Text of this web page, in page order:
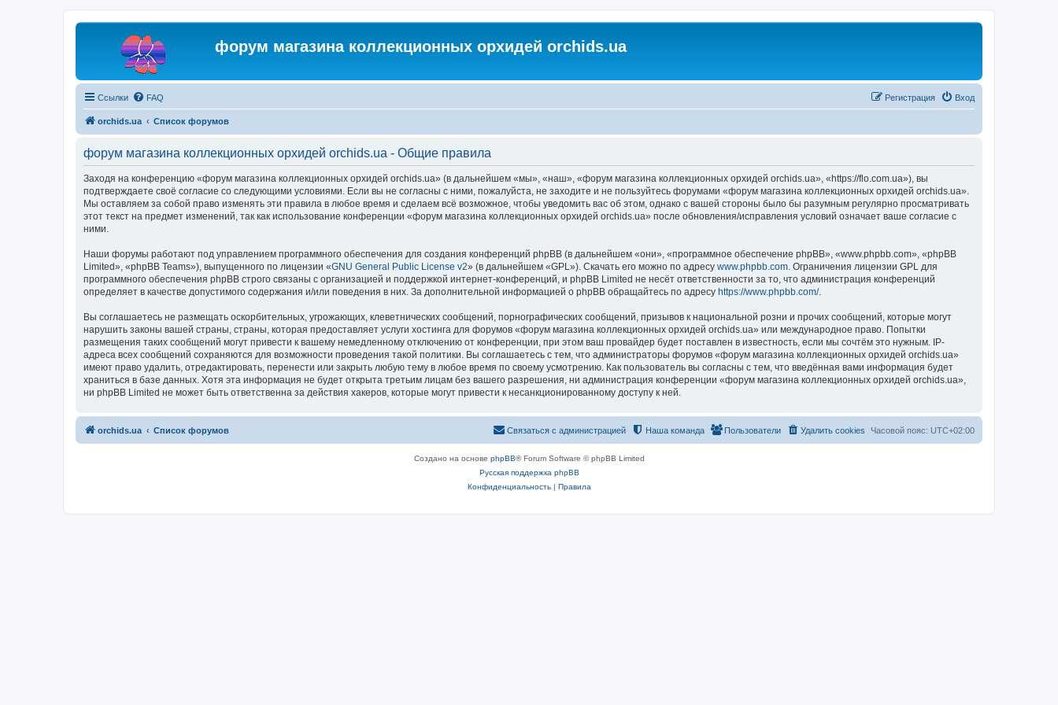
форум магазина коллекционных орхидей orchids.ua
Ссылки FAQ Вход
Регистрация
orchids.ua Список форумов
форум магазина коллекционных орхидей orchids.ua - Общие правила
Заходя на конференцию «форум магазина коллекционных орхидей orchids.ua» (в дальнейшем «мы», «наш», «форум магазина коллекционных орхидей orchids.ua», «https://flo.com.ua»), вы
подтверждаете своё согласие со следующими условиями. Если вы не согласны с ними, пожалуйста, не заходите и не пользуйтесь форумами «форум магазина коллекционных орхидей orchids.ua».
Мы оставляем за собой право изменять эти правила в любое время и сделаем всё возможное, чтобы уведомить вас об этом, однако с вашей стороны было бы разумным регулярно просматривать
этот текст на предмет изменений, так как использование конференции «форум магазина коллекционных орхидей orchids.ua» после обновления/исправления условий означает ваше согласие с
ними.
Наши форумы работают под управлением программного обеспечения для создания конференций phpBB (в дальнейшем «они», «программное обеспечение phpBB», «www.phpbb.com», «phpBB
Limited», «phpBB Teams»), выпущенного по лицензии «GNU General Public License v2» (в дальнейшем «GPL»). Скачать его можно по адресу www.phpbb.com. Ограничения лицензии GPL для
программного обеспечения phpBB строго связаны с организацией и поддержкой интернет-конференций, и phpBB Limited не несёт ответственности за то, что администрация конференций
определяет в качестве допустимого содержания и/или поведения в них. За дополнительной информацией о phpBB обращайтесь по адресу https://www.phpbb.com/.
Вы соглашаетесь не размещать оскорбительных, угрожающих, клеветнических сообщений, порнографических сообщений, призывов к национальной розни и прочих сообщений, которые могут
нарушить законы вашей страны, страны, которая предоставляет услуги хостинга для форумов «форум магазина коллекционных орхидей orchids.ua» или международное право. Попытки
размещения таких сообщений могут привести к вашему немедленному отключению от конференции, при этом ваш провайдер будет поставлен в известность, если мы сочтём это нужным. IP-
адреса всех сообщений сохраняются для возможности проведения такой политики. Вы соглашаетесь с тем, что администраторы форумов «форум магазина коллекционных орхидей orchids.ua»
имеют право удалить, отредактировать, перенести или закрыть любую тему в любое время по своему усмотрению. Как пользователь вы согласны с тем, что введённая вами информация будет
храниться в базе данных. Хотя эта информация не будет открыта третьим лицам без вашего разрешения, ни администрация конференции «форум магазина коллекционных орхидей orchids.ua»,
ни phpBB Limited не может быть ответственна за действия хакеров, которые могут привести к несанкционированному доступу к ней.
orchids.ua Список форумов Часовой пояс: UTC+02:00
Удалить cookies
Пользователи
Наша команда
Связаться с администрацией
Создано на основе phpBB® Forum Software © phpBB Limited
Русская поддержка phpBB
Конфиденциальность| Правила